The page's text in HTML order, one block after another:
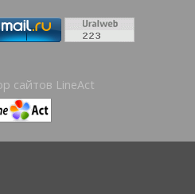
сайтов LineAct